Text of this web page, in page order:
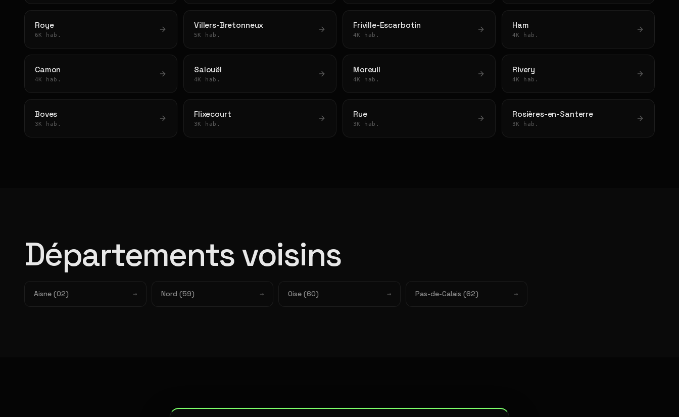
Roye
6K hab.
Villers-Bretonneux
5K hab.
Friville-Escarbotin
4K hab.
Ham
4K hab.
Camon
4K hab.
Salouël
4K hab.
Moreuil
4K hab.
Rivery
4K hab.
Boves
3K hab.
Flixecourt
3K hab.
Rue
3K hab.
Rosières-en-Santerre
3K hab.
Départements voisins
Aisne (02) Nord (59) Oise (60) Pas-de-Calais (62)